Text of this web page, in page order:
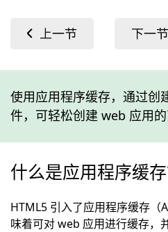
使用应用程序缓存，通过
件，可轻松创建 web 应用的
什么是应用程序缓存
HTML5 引入了应用程序缓存
味着可对 web 应用进行缓存，